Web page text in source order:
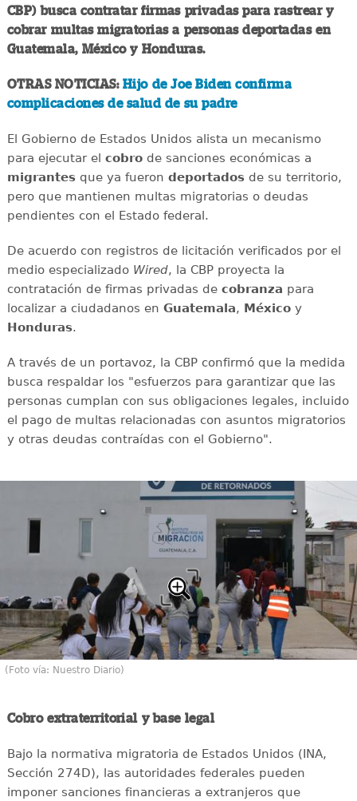
CBP) busca contratar firmas privadas para rastrear y
cobrar multas migratorias a personas deportadas en
Guatemala, México y Honduras.
OTRAS NOTICIAS:Hijo de Joe Biden confirma
complicaciones de salud de su padre
El Gobierno de Estados Unidos alista un mecanismo
para ejecutar el cobrode sanciones económicas a
migrantesque ya fueron deportadosde su territorio,
pero que mantienen multas migratorias o deudas
pendientes con el Estado federal.
De acuerdo con registros de licitación verificados por el
medio especializado Wired, la CBP proyecta la
contratación de firmas privadas de cobranza para
localizar a ciudadanos en Guatemala, Méxicoy
Honduras.
A través de un portavoz, la CBP confirmó que la medida
busca respaldar los "esfuerzos para garantizar que las
personas cumplan con sus obligaciones legales, incluido
el pago de multas relacionadas con asuntos migratorios
y otras deudas contraídas con el Gobierno".
(Foto vía: Nuestro Diario)
Cobro extraterritorial y base legal
Bajo la normativa migratoria de Estados Unidos (INA,
Sección 274D), las autoridades federales pueden
imponer sanciones financieras a extranjeros que